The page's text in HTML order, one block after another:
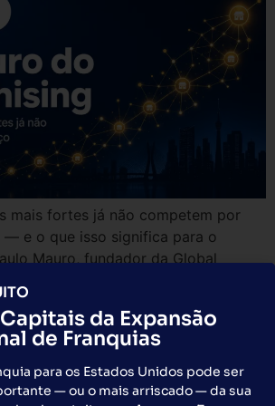
mais fortes já não competem por
e o que isso significa para o
Mauro, fundador da Global
Internacional da
Paulo: 15 Países
para Descobrir o
da Expansão
de Franquias
para os Estados Unidos pode ser
— ou o mais arriscado — da sua